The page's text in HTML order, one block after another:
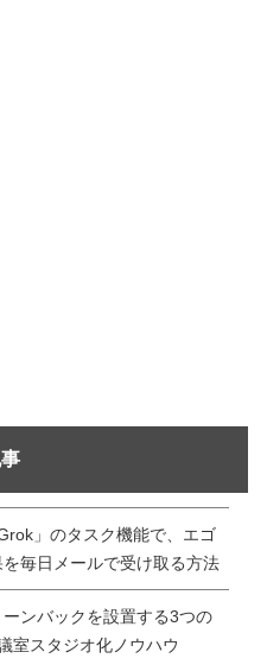
」のタスク機能で、エゴ
毎日メールで受け取る方法
ーンバックを設置する3つの
スタジオ化ノウハウ